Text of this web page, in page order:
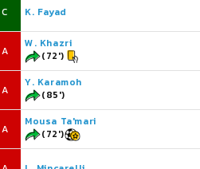
C K. Fayad
A
W. Khazri
(72')
A
Y. Karamoh
(85')
A
Mousa Ta'mari
(72')